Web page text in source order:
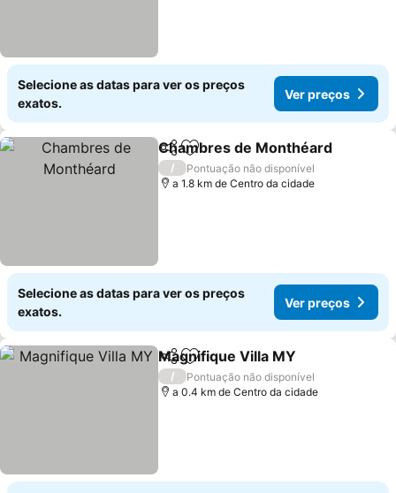
Selecione as datas para ver os preços
exatos.
Ver preços
PartilharAdicionar aos favoritos
Chambres de Monthéard
/
Pontuação não disponível
a 1.8 km de Centro da cidade
Selecione as datas para ver os preços
exatos.
Ver preços
PartilharAdicionar aos favoritos
Magnifique Villa MY
/
Pontuação não disponível
a 0.4 km de Centro da cidade